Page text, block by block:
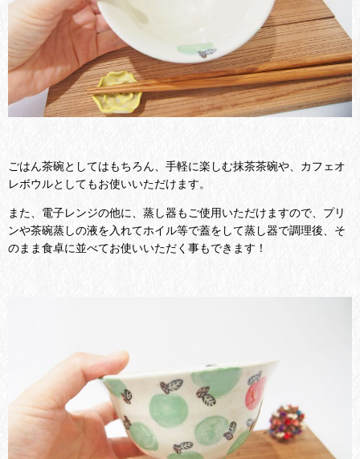
ごはん茶碗としてはもちろん、手軽に楽しむ抹茶茶碗や、カフェオ
レボウルとしてもお使いいただけます。
また、電子レンジの他に、蒸し器もご使用いただけますので、プリ
ンや茶碗蒸しの液を入れてホイル等で蓋をして蒸し器で調理後、そ
のまま食卓に並べてお使いいただく事もできます！